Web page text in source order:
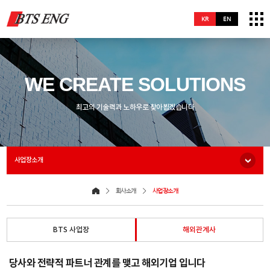
KR EN
WE CREATE SOLUTIONS
최고의 기술력과 노하우로 찾아뵙겠습니다
사업장소개
회사소개 사업장소개
BTS 사업장 해외관계사
당사와 전략적 파트너 관계를 맺고 해외기업 입니다